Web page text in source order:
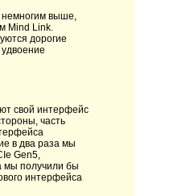
немногим выше,
Mind Link.
дорогие
свой интерфейс
часть
в два раза мы
Gen5,
мы получили бы
интерфейса